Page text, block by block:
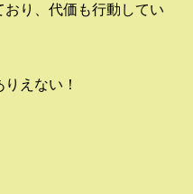
り、代価も行動してい
えない！